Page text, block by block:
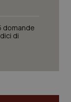
domande
di